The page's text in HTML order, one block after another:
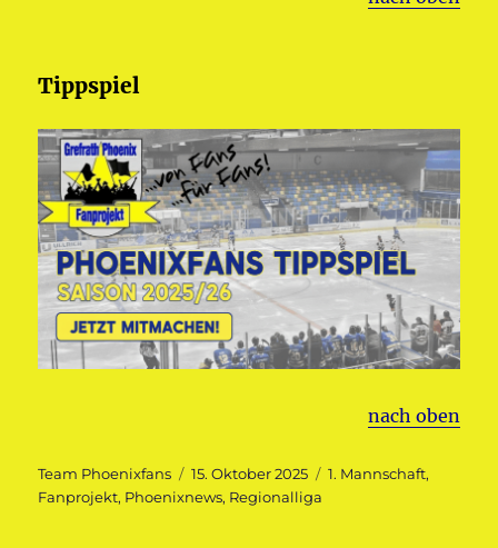
Tippspiel
nach oben
Autor
Team Phoenixfans
Veröffentlicht
am
15. Oktober 2025 Kategorien
1. Mannschaft,
Fanprojekt, Phoenixnews, Regionalliga